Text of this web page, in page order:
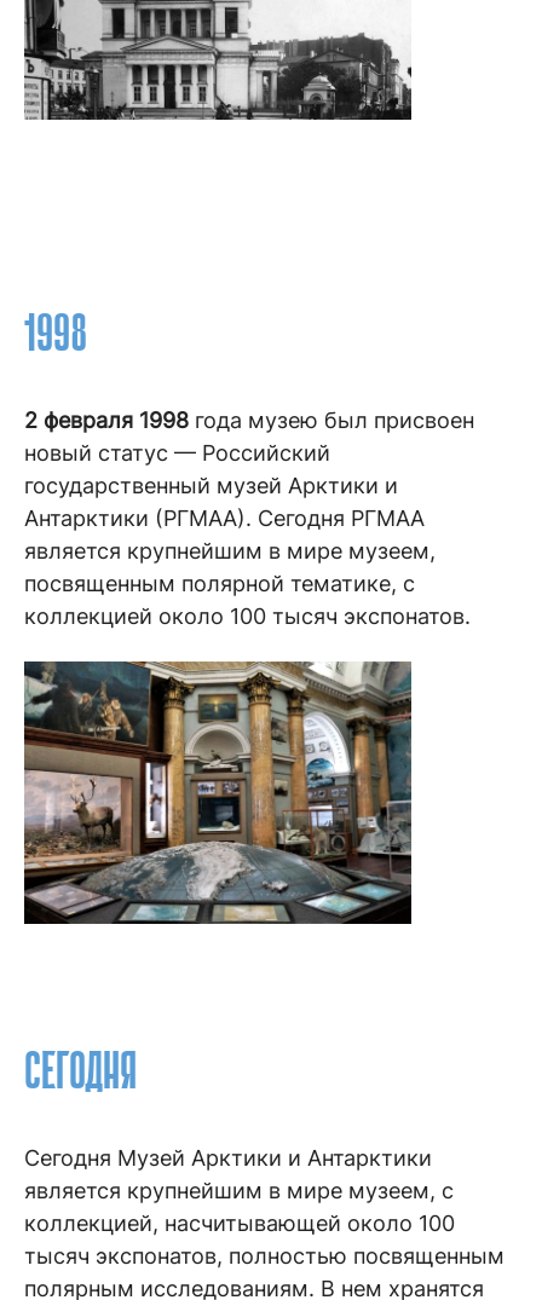
1998
2 февраля 1998 года музею был присвоен
новый статус — Российский
государственный музей Арктики и
Антарктики (РГМАА). Сегодня РГМАА
является крупнейшим в мире музеем,
посвященным полярной тематике, с
коллекцией около 100 тысяч экспонатов.
СЕГОДНЯ
Сегодня Музей Арктики и Антарктики
является крупнейшим в мире музеем, с
коллекцией, насчитывающей около 100
тысяч экспонатов, полностью посвященным
полярным исследованиям. В нем хранятся